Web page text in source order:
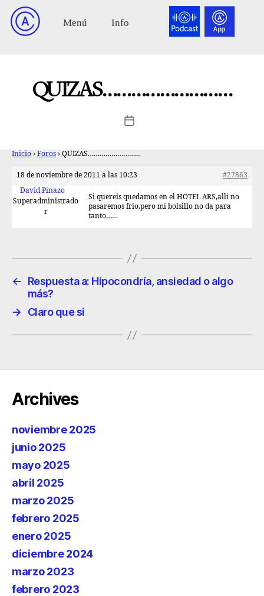
QUIZAS………………………
Inicio › Foros › QUIZAS………………………
18 de noviembre de 2011 a las 10:23
#27863
David Pinazo
Superadministrado
r
Si quereis quedamos en el HOTEL ARS,alli no
pasaremos frio,pero mi bolsillo no da para
tanto……
←
Respuesta a: Hipocondría, ansiedad o algo
más?
→
Claro que si
Archives
noviembre 2025
junio 2025
mayo 2025
abril 2025
marzo 2025
febrero 2025
enero 2025
diciembre 2024
marzo 2023
febrero 2023